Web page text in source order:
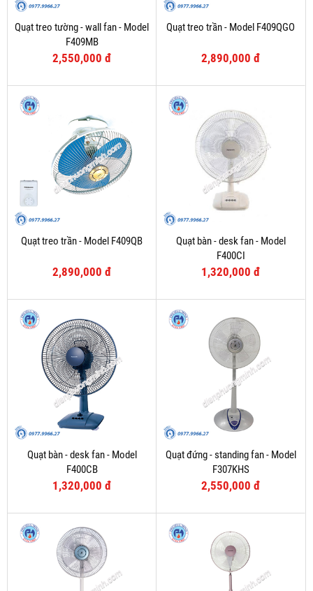
Quạt treo tường - wall fan - Model
F409MB
2,550,000 đ
Quạt treo trần - Model F409QGO
2,890,000 đ
Quạt treo trần - Model F409QB
2,890,000 đ
Quạt bàn - desk fan - Model
F400CI
1,320,000 đ
Quạt bàn - desk fan - Model
F400CB
1,320,000 đ
Quạt đứng - standing fan - Model
F307KHS
2,550,000 đ